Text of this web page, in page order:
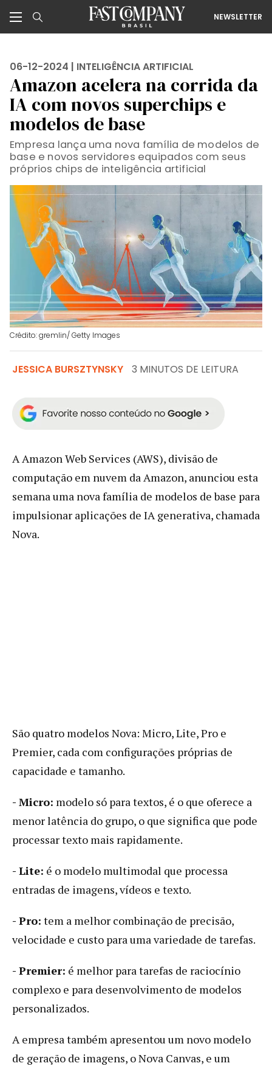
NEWSLETTER
06-12-2024 | INTELIGÊNCIA ARTIFICIAL
Amazon acelera na corrida da
IA com novos superchips e
modelos de base
Empresa lança uma nova família de modelos de
base e novos servidores equipados com seus
próprios chips de inteligência artificial
Crédito: gremlin/ Getty Images
JESSICA BURSZTYNSKY 3 MINUTOS DE LEITURA
A Amazon Web Services (AWS), divisão de
computação em nuvem da Amazon, anunciou esta
semana uma nova família de modelos de base para
impulsionar aplicações de IA generativa, chamada
Nova.
São quatro modelos Nova: Micro, Lite, Pro e
Premier, cada com configurações próprias de
capacidade e tamanho.
- Micro: modelo só para textos, é o que oferece a
menor latência do grupo, o que significa que pode
processar texto mais rapidamente.
- Lite: é o modelo multimodal que processa
entradas de imagens, vídeos e texto.
- Pro: tem a melhor combinação de precisão,
velocidade e custo para uma variedade de tarefas.
- Premier: é melhor para tarefas de raciocínio
complexo e para desenvolvimento de modelos
personalizados.
A empresa também apresentou um novo modelo
de geração de imagens, o Nova Canvas, e um